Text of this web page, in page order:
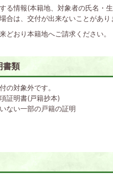
る情報(本籍地、対象者の氏名・
合は、交付が出来ないことがあり
どおり本籍地へご請求ください。
書類
の対象外です。
証明書(戸籍抄本)
ない一部の戸籍の証明